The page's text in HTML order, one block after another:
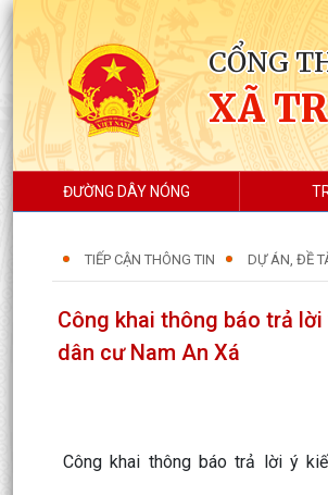
CỔNG
XÃ
ĐƯỜNG DÂY NÓNG
TIẾP CẬN THÔNG TIN DỰ ÁN, ĐỀ
Công khai thông báo trả
dân cư Nam An Xá
Công khai thông báo trả lời ý